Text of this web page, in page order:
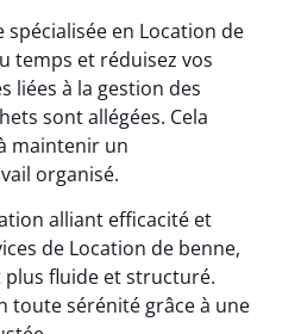
spécialisée en Location de
temps et réduisez vos
liées à la gestion des
sont allégées. Cela
maintenir un
organisé.
alliant efficacité et
de Location de benne,
fluide et structuré.
toute sérénité grâce à une